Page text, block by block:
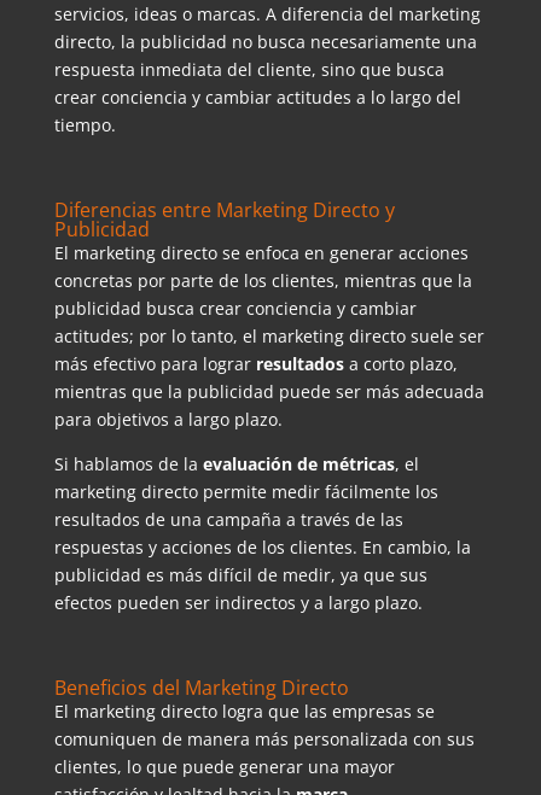
servicios, ideas o marcas. A diferencia del marketing
directo, la publicidad no busca necesariamente una
respuesta inmediata del cliente, sino que busca
crear conciencia y cambiar actitudes a lo largo del
tiempo.
Diferencias entre Marketing Directo y
Publicidad
El marketing directo se enfoca en generar acciones
concretas por parte de los clientes, mientras que la
publicidad busca crear conciencia y cambiar
actitudes; por lo tanto, el marketing directo suele ser
más efectivo para lograr resultadosa corto plazo,
mientras que la publicidad puede ser más adecuada
para objetivos a largo plazo.
Si hablamos de la evaluación de métricas, el
marketing directo permite medir fácilmente los
resultados de una campaña a través de las
respuestas y acciones de los clientes. En cambio, la
publicidad es más difícil de medir, ya que sus
efectos pueden ser indirectos y a largo plazo.
Beneficios del Marketing Directo
El marketing directo logra que las empresas se
comuniquen de manera más personalizada con sus
clientes, lo que puede generar una mayor